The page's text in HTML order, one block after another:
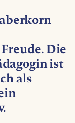
Die
ist
als